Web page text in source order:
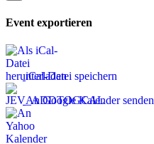
Event exportieren
iCal-Datei speichern
An Google Kalender senden